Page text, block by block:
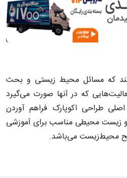
که مسائل محیط زیستی و بحث
که در آنها صورت می‌گیرد
طراحی اکوپارک فراهم آوردن
و زیست محیطی مناسب برای آموزشی
محیط‌زیست می‌باشد.